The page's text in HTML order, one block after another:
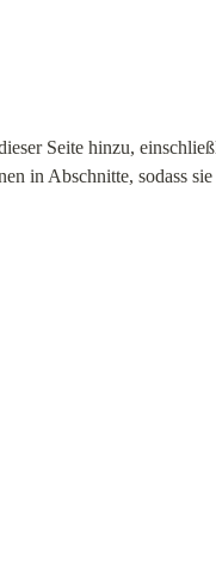
Seite hinzu,
in Abschnitte, sodass